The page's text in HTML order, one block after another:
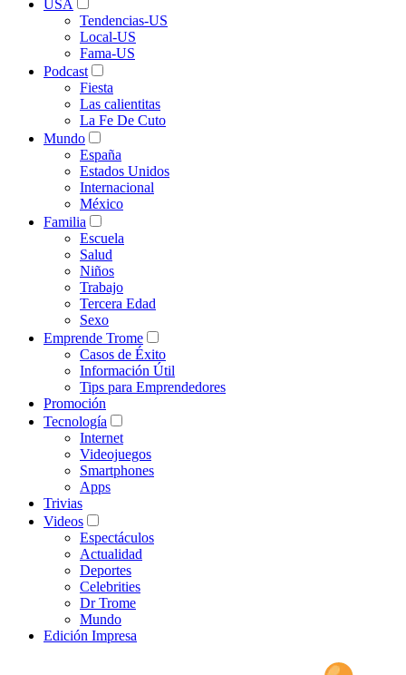
USA
Tendencias-US
Local-US
Fama-US
Podcast
Fiesta
Las calientitas
La Fe De Cuto
Mundo
España
Estados Unidos
Internacional
México
Familia
Escuela
Salud
Niños
Trabajo
Tercera Edad
Sexo
Emprende Trome
Casos de Éxito
Información Útil
Tips para Emprendedores
Promoción
Tecnología
Internet
Videojuegos
Smartphones
Apps
Trivias
Videos
Espectáculos
Actualidad
Deportes
Celebrities
Dr Trome
Mundo
Edición Impresa